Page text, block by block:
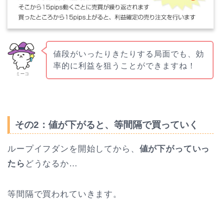
ミーコ
値段がいったりきたりする局面でも、効
率的に利益を狙うことができますね！
その2：値が下がると、等間隔で買っていく
ループイフダンを開始してから、 値が下がっていっ
たら どうなるか…
等間隔で買われていきます。